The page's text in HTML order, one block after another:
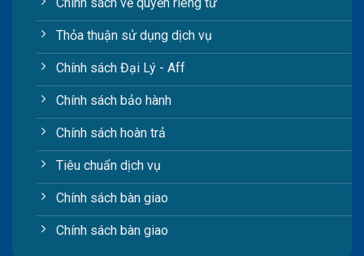
Thỏa thuận sử dụng dịch vụ
Chính sách Đại Lý - Aff
Chính sách bảo hành
Chính sách hoàn trả
Tiêu chuẩn dịch vụ
Chính sách bàn giao
Chính sách bàn giao